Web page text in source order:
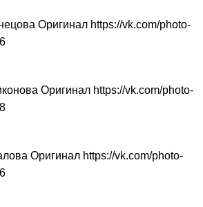
Оригинал https://vk.com/photo-
Оригинал https://vk.com/photo-
Оригинал https://vk.com/photo-